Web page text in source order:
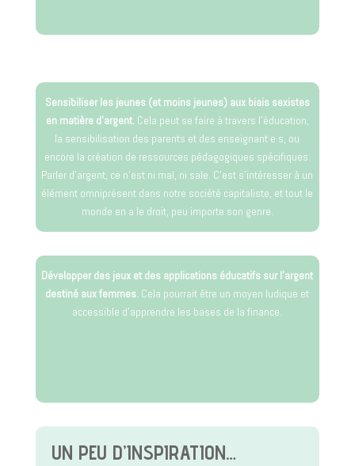
Sensibiliser les jeunes (et moins jeunes) aux biais sexistes
en matière d’argent.Cela peut se faire à travers l’éducation,
la sensibilisation des parents et des enseignant·e·s, ou
encore la création de ressources pédagogiques spécifiques.
Parler d’argent, ce n’est ni mal, ni sale. C’est s’intéresser à un
élément omniprésent dans notre société capitaliste, et tout le
monde en a le droit, peu importe son genre.
Développer des jeux et des applications éducatifs sur l’argent
destiné aux femmes. Cela pourrait être un moyen ludique et
accessible d’apprendre les bases de la finance.
UN PEU D’INSPIRATION…